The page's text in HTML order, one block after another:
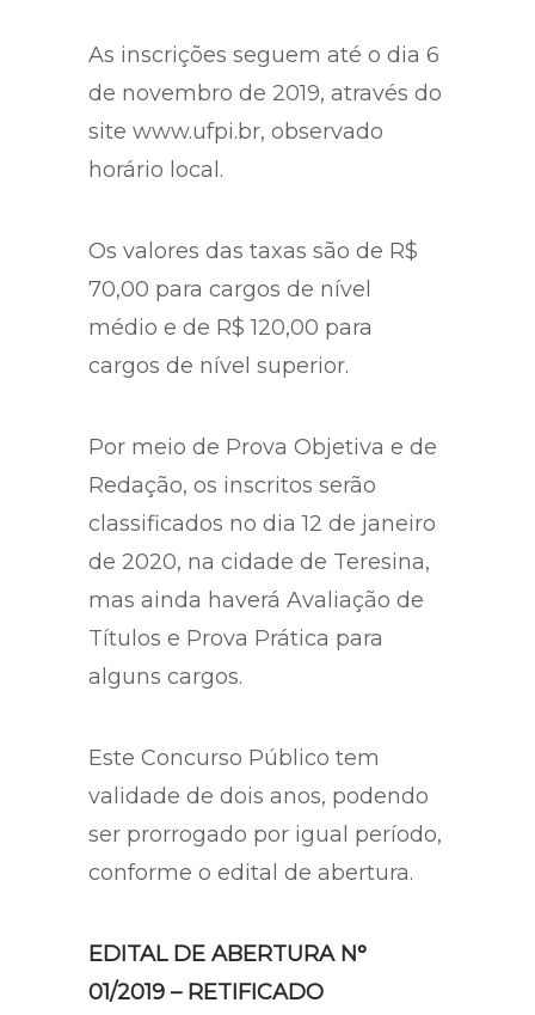
As inscrições seguem até o dia 6
de novembro de 2019, através do
site www.ufpi.br, observado
horário local.
Os valores das taxas são de R$
70,00 para cargos de nível
médio e de R$ 120,00 para
cargos de nível superior.
Por meio de Prova Objetiva e de
Redação, os inscritos serão
classificados no dia 12 de janeiro
de 2020, na cidade de Teresina,
mas ainda haverá Avaliação de
Títulos e Prova Prática para
alguns cargos.
Este Concurso Público tem
validade de dois anos, podendo
ser prorrogado por igual período,
conforme o edital de abertura.
EDITAL DE ABERTURA N°
01/2019 – RETIFICADO